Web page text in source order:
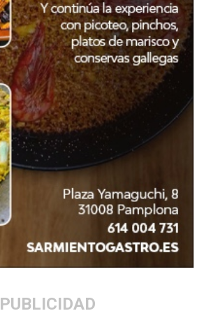
PUBLICIDAD